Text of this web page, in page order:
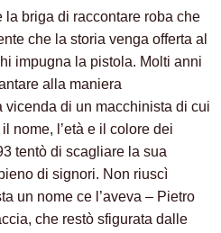
briga di raccontare roba che
che la storia venga offerta al
impugna la pistola. Molti anni
alla maniera
vicenda di un macchinista di cui
nome, l’età e il colore dei
tentò di scagliare la sua
di signori. Non riuscì
un nome ce l’aveva – Pietro
che restò sfigurata dalle